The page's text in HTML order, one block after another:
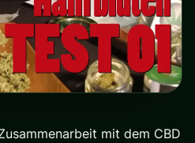
mit dem CBD